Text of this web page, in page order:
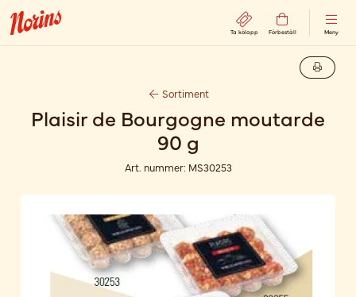
Ta kölapp Förbeställ Meny
Sortiment
Plaisir de Bourgogne moutarde
90 g
Art. nummer: MS30253